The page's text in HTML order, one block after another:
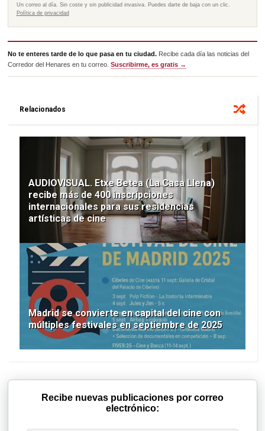
Un correo al día. Sin coste y sin publicidad invasiva. Puedes darte de baja con un clic.
Política de privacidad
No te enteres tarde de lo que pasa en tu ciudad. Recibe cada día las noticias del
Corredor del Henares en tu correo.Suscribirme, es gratis →
Relacionados
AUDIOVISUAL. Etxe Betea (La Casa Llena)
recibe más de 400 inscripciones
internacionales para sus residencias
artísticas de cine
Madrid se convierte en capital del cine con
múltiples festivales en septiembre de 2025
Recibe nuevas publicaciones por correo
electrónico: